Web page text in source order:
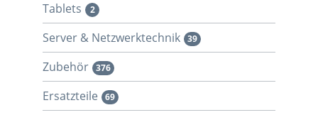
Tablets 2
Server & Netzwerktechnik 39
Zubehör 376
Ersatzteile 69